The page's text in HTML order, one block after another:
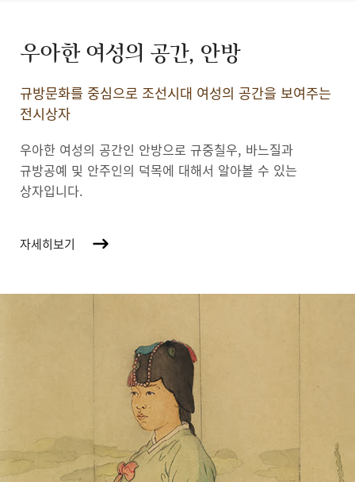
우아한 여성의 공간, 안방
규방문화를 중심으로 조선시대 여성의 공간을 보여주는
전시상자
우아한 여성의 공간인 안방으로 규중칠우, 바느질과
규방공예 및 안주인의 덕목에 대해서 알아볼 수 있는
상자입니다.
자세히보기